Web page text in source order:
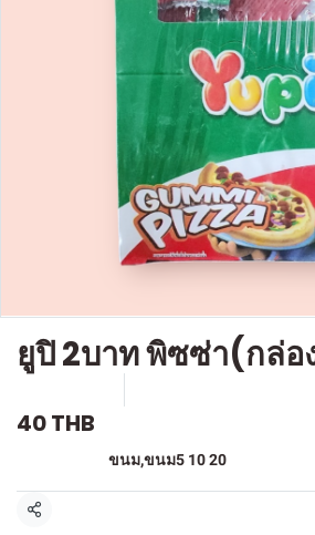
ยูปิ 2บาท พิซซ่า(กล่อ
40 THB
ขนม,ขนม5 10 20
แชร์